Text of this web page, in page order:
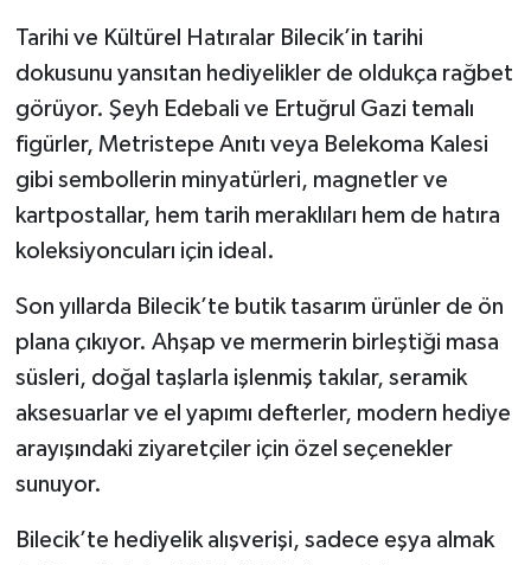
Tarihi ve Kültürel Hatıralar Bilecik’in tarihi
dokusunu yansıtan hediyelikler de oldukça rağbet
görüyor. Şeyh Edebali ve Ertuğrul Gazi temalı
figürler, Metristepe Anıtı veya Belekoma Kalesi
gibi sembollerin minyatürleri, magnetler ve
kartpostallar, hem tarih meraklıları hem de hatıra
koleksiyoncuları için ideal.
Son yıllarda Bilecik’te butik tasarım ürünler de ön
plana çıkıyor. Ahşap ve mermerin birleştiği masa
süsleri, doğal taşlarla işlenmiş takılar, seramik
aksesuarlar ve el yapımı defterler, modern hediye
arayışındaki ziyaretçiler için özel seçenekler
sunuyor.
Bilecik’te hediyelik alışverişi, sadece eşya almak